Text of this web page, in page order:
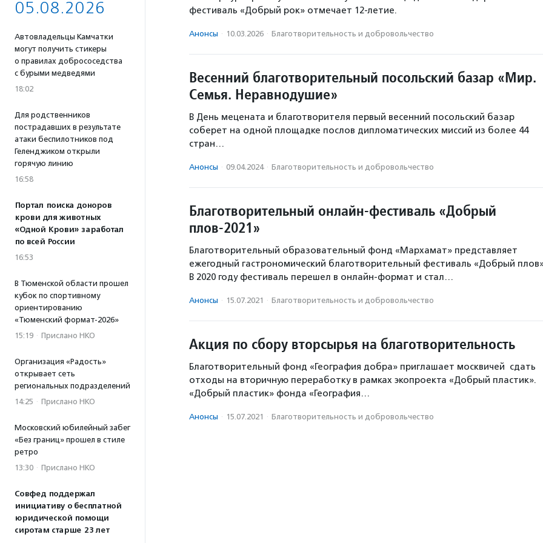
05.08.2026
Автовладельцы Камчатки
могут получить стикеры
о правилах добрососедства
с бурыми медведями
18:02
Для родственников
пострадавших в результате
атаки беспилотников под
Геленджиком открыли
горячую линию
16:58
Портал поиска доноров
крови для животных
«Одной Крови» заработал
по всей России
16:53
В Тюменской области прошел
кубок по спортивному
ориентированию
«Тюменский формат-2026»
15:19 · Прислано НКО
Организация «Радость»
открывает сеть
региональных подразделений
14:25 · Прислано НКО
Московский юбилейный забег
«Без границ» прошел в стиле
ретро
13:30 · Прислано НКО
Совфед поддержал
инициативу о бесплатной
юридической помощи
сиротам старше 23 лет
фестиваль «Добрый рок» отмечает 12-летие.
Анонсы · 10.03.2026 · Благотвори­тель­ность и доброволь­чест­во
Весенний благотворительный посольский базар «Мир.
Семья. Неравнодушие»
В День мецената и благотворителя первый весенний посольский базар
соберет на одной площадке послов дипломатических миссий из более 44
стран…
Анонсы · 09.04.2024 · Благотвори­тель­ность и доброволь­чест­во
Благотворительный онлайн-фестиваль «Добрый
плов-2021»
Благотворительный образовательный фонд «Мархамат» представляет
ежегодный гастрономический благотворительный фестиваль «Добрый
В 2020 году фестиваль перешел в онлайн-формат и стал…
Анонсы · 15.07.2021 · Благотвори­тель­ность и доброволь­чест­во
Акция по сбору вторсырья на благотворительность
Благотворительный фонд «География добра» приглашает москвичей сдать
отходы на вторичную переработку в рамках экопроекта «Добрый пластик».
«Добрый пластик» фонда «География…
Анонсы · 15.07.2021 · Благотвори­тель­ность и доброволь­чест­во